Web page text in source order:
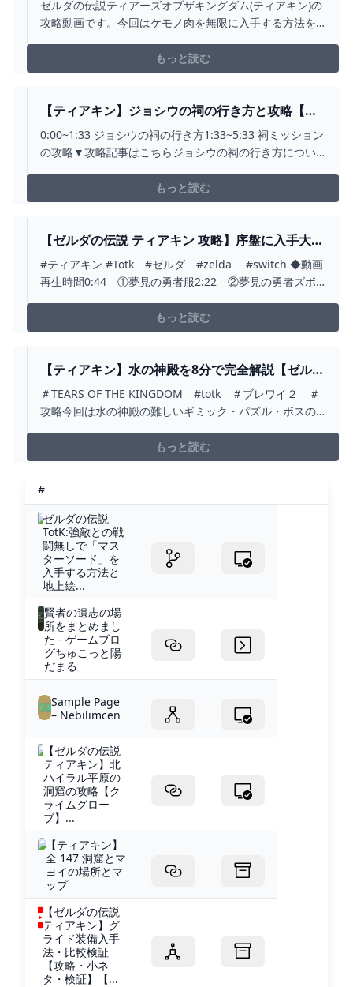
【ゼルダの伝説ティアーズオブザキングダム】 -
ゼルダの伝説ティアーズオブザキングダム(ティアキン)の
攻略動画です。今回はケモノ肉を無限に入手する方法を
も取り放題！上のモリブリンを倒さないように注意！ガ
ンバリバチのハチミツも手に入るのでありがい！料理し
いた方は是...
もっと読む
【ティアキン】ジョシウの祠の行き方と攻略【ゼ
ルダの伝説ティアーズオブザキングダム】 -
YOUTUBE
0:00~1:33 ジョシウの祠の行き方1:33~5:33 祠ミッション
の攻略▼攻略記事はこちらジョシウの祠の行き方につい
ついてhttps://game8.jp/zelda-totk/528026★チャンネル
登録もよろしくお願い...
もっと読む
【ゼルダの伝説 ティアキン 攻略】序盤に入手大作
戦 夢見の勇者装備セットの入手法 【ティアー
ズオブザキングダム】 - YOUTUBE
#ティアキン #Totk #ゼルダ #zelda #switch ◆動画
再生時間0:44 ①夢見の勇者服2:22 ②夢見の勇者ズボ
■Twitterhttps://twitter.com/GORIKI22■チャンネル登録
してもらえると喜びますhttp://ur0.link/GuAc■M...
もっと読む
【ティアキン】水の神殿を8分で完全解説【ゼルダ
の伝説ティアーズオブザキングダム】/ジャイと共
のトニー - YOUTUBE
＃TEARS OF THE KINGDOM #totk ＃ブレワイ２ ＃
攻略今回は水の神殿の難しいギミック・パズル・ボスの
録ベルマークお願いします。高評価やコメント頂けると
励みになります(^^♪ゼル伝ティアキン攻略再生リスト
もっと読む
#
ゼルダの伝説
TotK:強敵との戦
闘無しで「マス
ターソード」を
入手する方法と
地上絵...
賢者の遺志の場
所をまとめまし
た - ゲームブロ
グちゅこっと陽
だまる
Sample Page
– Nebilimcen
【ゼルダの伝説
ティアキン】北
ハイラル平原の
洞窟の攻略【ク
ライムグロー
ブ】...
【ティアキン】
全 147 洞窟とマ
ヨイの場所とマ
ップ
【ゼルダの伝説
ティアキン】グ
ライド装備入手
法・比較検証
【攻略・小ネ
タ・検証】【...